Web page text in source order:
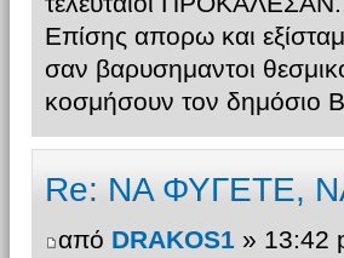
Επίσης απορω και
σαν βαρυσημαντοι
κοσμήσουν τον δημόσιο
Re: ΝΑ ΦΥΓΕΤΕ,
από DRAKOS1 » 13:42